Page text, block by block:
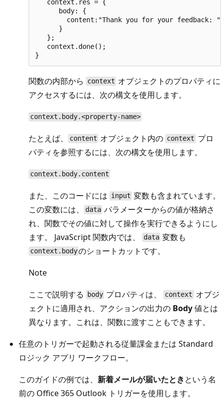
   context.res = {
      body: {
content:"Thank you for your feedback:
      }
   };
   context.done();
関数の内部から context オブジェクトのプロパティに
アクセスするには、次の構文を使用します。
context.body.<property-name>
たとえば、 content オブジェクト内の context プロ
パティを参照するには、次の構文を使用します。
context.body.content
また、このコードには input 変数も含まれています。
この変数には、
data パラメーターからの値が格納さ
れ、関数でその値に対して操作を実行できるようにし
ます。 JavaScript 関数内では、
data 変数も
context.bodyのショートカットです。
Note
ここで説明する
body プロパティは、 context オブジ
ェクトに適用され、アクションの出力の Body値とは
異なります。これは、関数に渡すこともできます。
任意のトリガーで起動される従量課金または Standard
ロジック アプリ ワークフロー。
このガイドの例では、 新着メールが届いたときという名
前の Office 365 Outlook トリガーを使用します。